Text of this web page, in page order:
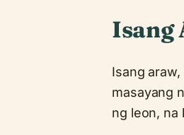
Isang
Isang
masayang
ng leon, na